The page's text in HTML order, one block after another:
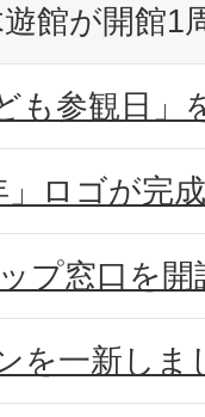
館が開館1
も参観日」
」ロゴが完
プ窓口を
を一新しま